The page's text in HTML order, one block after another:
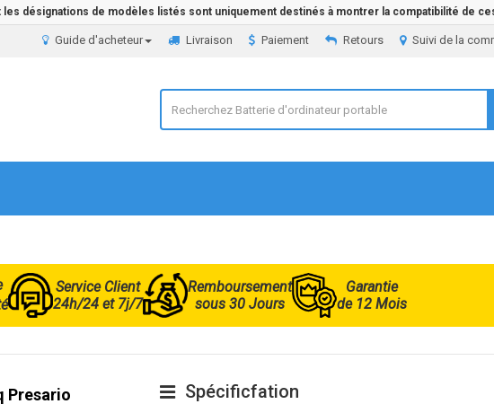
désignations de modèles listés sont uniquement destinés à montrer la compatibilité de
Suivi de la
Retours
Paiement
Livraison
Guide d'acheteur
Service Client
24h/24 et 7j/7
Remboursement
sous 30 Jours
Garantie
de 12 Mois
Presario
Spécificfation